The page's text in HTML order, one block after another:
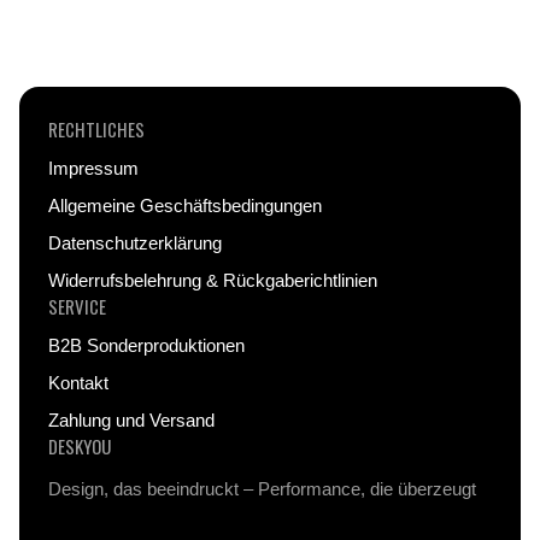
RECHTLICHES
Impressum
Allgemeine Geschäftsbedingungen
Datenschutzerklärung
Widerrufsbelehrung & Rückgaberichtlinien
SERVICE
B2B Sonderproduktionen
Kontakt
Zahlung und Versand
DESKYOU
Design, das beeindruckt – Performance, die überzeugt